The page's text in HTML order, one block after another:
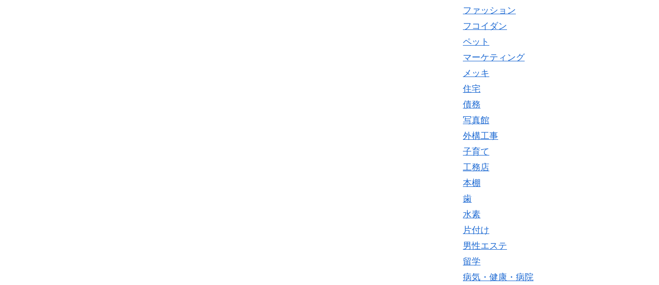
ファッション
フコイダン
ペット
マーケティング
メッキ
住宅
債務
写真館
外構工事
子育て
工務店
本棚
歯
水素
片付け
男性エステ
留学
病気・健康・病院